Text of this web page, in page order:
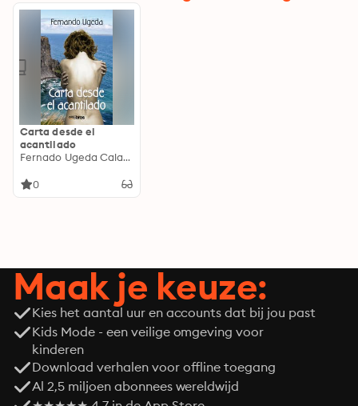
Carta desde el
acantilado
Fernado Ugeda Calabuig
0
Maak je keuze:
Kies het aantal uur en accounts dat bij jou past
Kids Mode - een veilige omgeving voor
kinderen
Download verhalen voor offline toegang
Al 2,5 miljoen abonnees wereldwijd